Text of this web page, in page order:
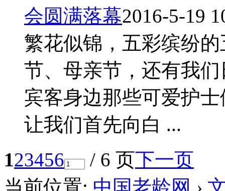
会圆满落幕2016-5-19
繁花似锦，五彩缤纷
节、母亲节，还有我
宾客身边那些可爱护
让我们首先向白 ...
123456 / 6 页下一页